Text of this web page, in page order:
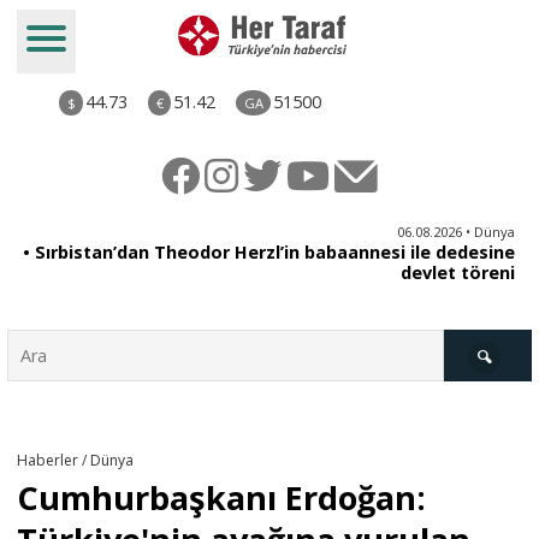
$ 44.73 € 51.42 GA 51500
06.08.2026 • Dünya
• Sırbistan’dan Theodor Herzl’in babaannesi ile dedesine
devlet töreni
Derkenar
Haberler / Dünya
Cumhurbaşkanı Erdoğan: